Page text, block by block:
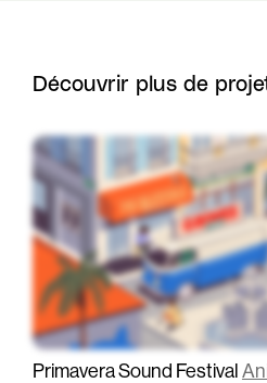
Découvrir plus de
Primavera Sound Festival